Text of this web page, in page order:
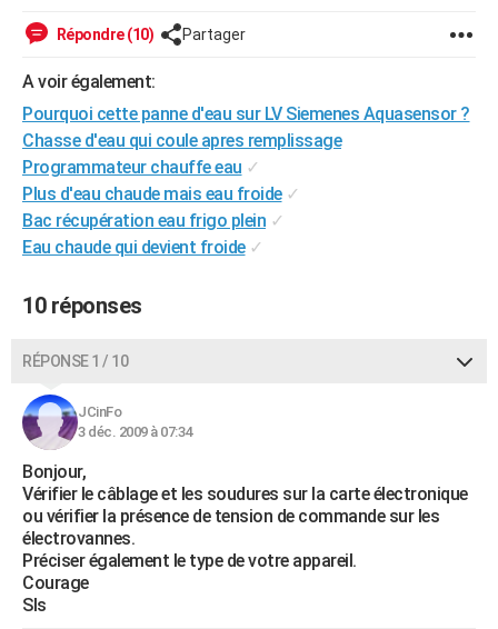
Répondre (10) Partager
A voir également:
Pourquoi cette panne d'eau sur LV Siemenes Aquasensor ?
Chasse d'eau qui coule apres remplissage
Programmateur chauffe eau ✓
Plus d'eau chaude mais eau froide ✓
Bac récupération eau frigo plein ✓
Eau chaude qui devient froide ✓
10 réponses
RÉPONSE 1 / 10
JCinFo
3 déc. 2009 à 07:34
Bonjour,
Vérifier le câblage et les soudures sur la carte électronique
ou vérifier la présence de tension de commande sur les
électrovannes.
Préciser également le type de votre appareil.
Courage
Sls